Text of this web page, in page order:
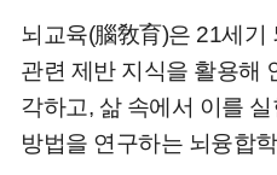
뇌교육(腦敎育)은 21세기
관련 제반 지식을 활용해
각하고, 삶 속에서 이를
방법을 연구하는 뇌융합